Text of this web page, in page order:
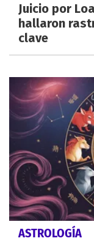
Juicio por
hallaron
clave
ASTROLOGÍA